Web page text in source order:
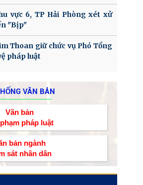
vực 6, TP Hải Phòng xét xử
"Bịp"
Thoan giữ chức vụ Phó Tổng
pháp luật
VĂN BẢN
Văn bản
pháp luật
bản ngành
sát nhân dân